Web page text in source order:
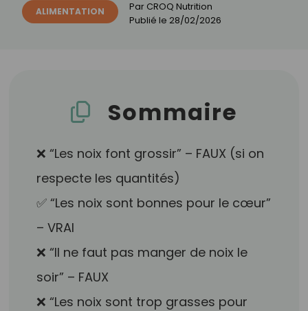
ALIMENTATION Par CROQ Nutrition
Publié le 28/02/2026
Sommaire
❌ “Les noix font grossir” – FAUX (si on
respecte les quantités)
✅ “Les noix sont bonnes pour le cœur”
– VRAI
❌ “Il ne faut pas manger de noix le
soir” – FAUX
❌ “Les noix sont trop grasses pour